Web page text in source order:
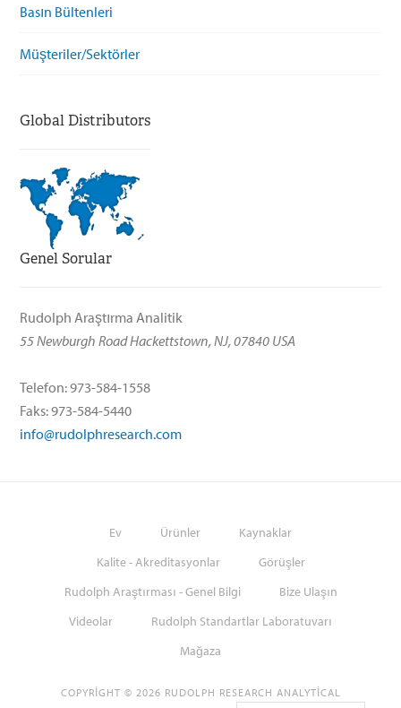
Basın Bültenleri
Müşteriler/Sektörler
Global Distributors
Genel Sorular
Rudolph Araştırma Analitik
55 Newburgh Road Hackettstown, NJ, 07840 USA
Telefon: 973-584-1558
Faks: 973-584-5440
info@rudolphresearch.com
Ev Ürünler
Kaynaklar
Kalite - Akreditasyonlar
Görüşler
Rudolph Araştırması - Genel Bilgi
Bize Ulaşın
Videolar
Rudolph Standartlar Laboratuvarı
Mağaza
COPYRIGHT © 2026 RUDOLPH RESEARCH ANALYTICAL